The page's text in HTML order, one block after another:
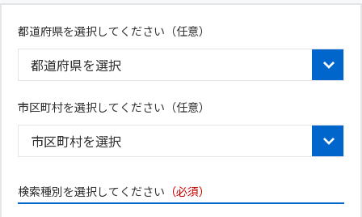
都道府県を選択してください （任意）
市区町村を選択してください（任意）
検索種別を選択してください （必須）